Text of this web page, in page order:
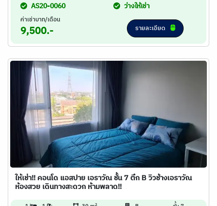
AS20-0060 ว่างให้เช่า
ค่าเช่าบาท/เดือน
9,500.- รายละเอียด
ให้เช่า!! คอนโด แอสปาย เอราวัณ ชั้น 7 ตึก B วิวช้างเอราวัณ
ห้องสวย เดินทางสะดวก ห้ามพลาด!!
2